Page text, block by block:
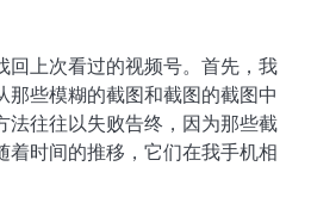
回上次看过的视频号。首先，我
那些模糊的截图和截图的截图中
法往往以失败告终，因为那些截
着时间的推移，它们在我手机相